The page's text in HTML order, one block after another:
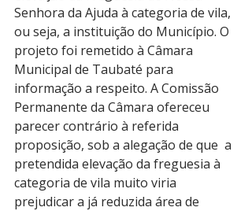
Senhora da Ajuda à categoria de vila,
ou seja, a instituição do Município. O
projeto foi remetido à Câmara
Municipal de Taubaté para
informação a respeito. A Comissão
Permanente da Câmara ofereceu
parecer contrário à referida
proposição, sob a alegação de que  a
pretendida elevação da freguesia à
categoria de vila muito viria
prejudicar a já reduzida área de